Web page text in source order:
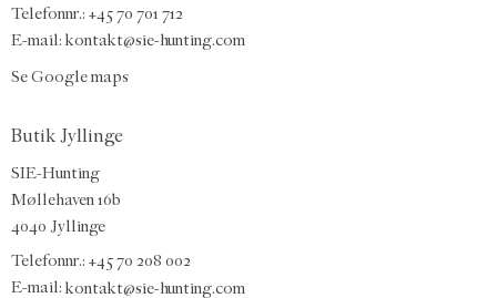
Telefonnr.: +45 70 701 712
E-mail: kontakt@sie-hunting.com
Se Google maps
Butik Jyllinge
SIE-Hunting
Møllehaven 16b
4040 Jyllinge
Telefonnr.: +45 70 208 002
E-mail: kontakt@sie-hunting.com